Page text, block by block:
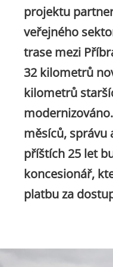
projektu
veřejného
trase mezi
32 kilometrů
kilometrů
měsíců, správu
příštích 25 let
koncesionář,
platbu za